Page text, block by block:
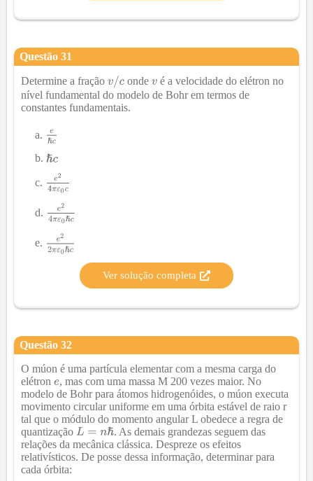
Questão 31
Determine a fração onde
é a velocidade do elétron no
nível fundamental do modelo de Bohr em termos de
constantes fundamentais.
Ver solução completa
Questão 32
O múon é uma partícula elementar com a mesma carga do
elétron
, mas com uma massa M 200 vezes maior. No
modelo de Bohr para átomos hidrogenóides, o múon executa
movimento circular uniforme em uma órbita estável de raio r
tal que o módulo do momento angular L obedece a regra de
quantização
. As demais grandezas seguem das
relações da mecânica clássica. Despreze os efeitos
relativísticos. De posse dessa informação, determinar para
cada órbita: